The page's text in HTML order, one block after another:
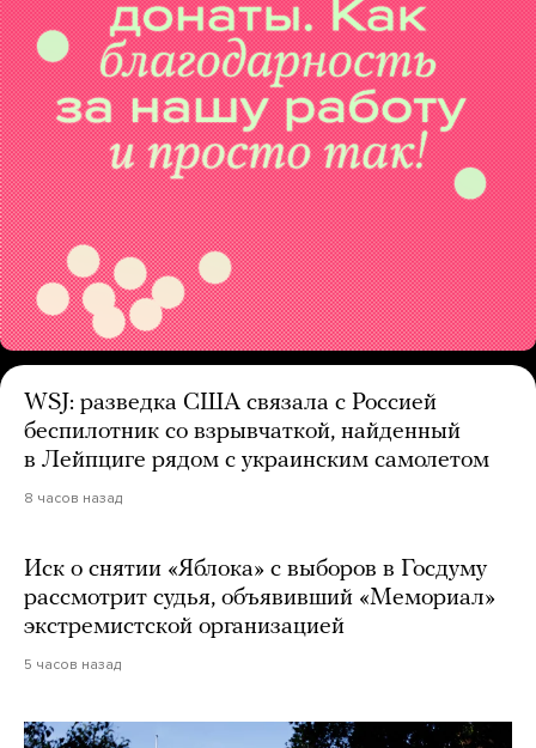
WSJ: разведка США связала с Россией
беспилотник со взрывчаткой, найденный
в Лейпциге рядом с украинским самолетом
8 часов назад
Иск о снятии «Яблока» с выборов в Госдуму
рассмотрит судья, объявивший «Мемориал»
экстремистской организацией
5 часов назад